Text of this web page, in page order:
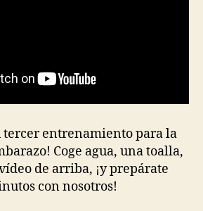
tercer entrenamiento para la
Coge agua, una toalla,
de arriba, ¡y prepárate
con nosotros!